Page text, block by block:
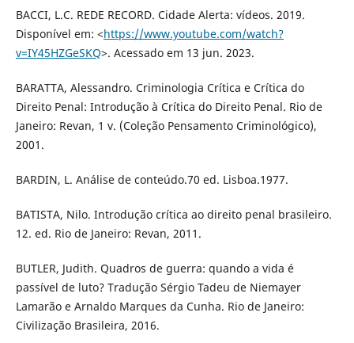
BACCI, L.C. REDE RECORD. Cidade Alerta: vídeos. 2019.
Disponível em: <https://www.youtube.com/watch?
v=IY45HZGeSKQ>. Acessado em 13 jun. 2023.
BARATTA, Alessandro. Criminologia Crítica e Crítica do
Direito Penal: Introdução à Crítica do Direito Penal. Rio de
Janeiro: Revan, 1 v. (Coleção Pensamento Criminológico),
2001.
BARDIN, L. Análise de conteúdo.70 ed. Lisboa.1977.
BATISTA, Nilo. Introdução crítica ao direito penal brasileiro.
12. ed. Rio de Janeiro: Revan, 2011.
BUTLER, Judith. Quadros de guerra: quando a vida é
passível de luto? Tradução Sérgio Tadeu de Niemayer
Lamarão e Arnaldo Marques da Cunha. Rio de Janeiro:
Civilização Brasileira, 2016.